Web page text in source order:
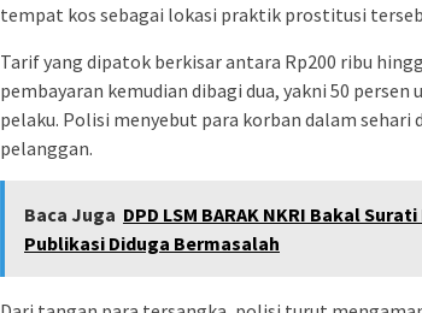
tempat kos sebagai lokasi praktik prostitusi
Tarif yang dipatok berkisar antara Rp200 ribu
pembayaran kemudian dibagi dua, yakni 50
pelaku. Polisi menyebut para korban dalam
pelanggan.
Baca Juga DPD LSM BARAK NKRI Bakal
Publikasi Diduga Bermasalah